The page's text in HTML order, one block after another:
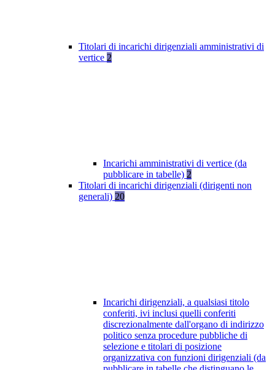
Titolari di incarichi dirigenziali amministrativi di
vertice 2
Incarichi amministrativi di vertice (da
pubblicare in tabelle) 2
Titolari di incarichi dirigenziali (dirigenti non
generali) 20
Incarichi dirigenziali, a qualsiasi titolo
conferiti, ivi inclusi quelli conferiti
discrezionalmente dall'organo di indirizzo
politico senza procedure pubbliche di
selezione e titolari di posizione
organizzativa con funzioni dirigenziali (da